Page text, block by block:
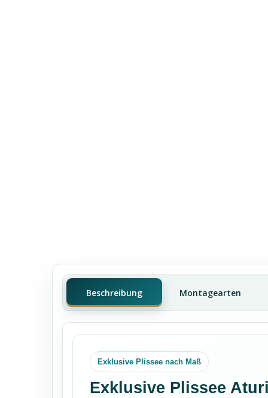
Beschreibung Montagearten
Exklusive Plissee nach Maß
Exklusive Plissee